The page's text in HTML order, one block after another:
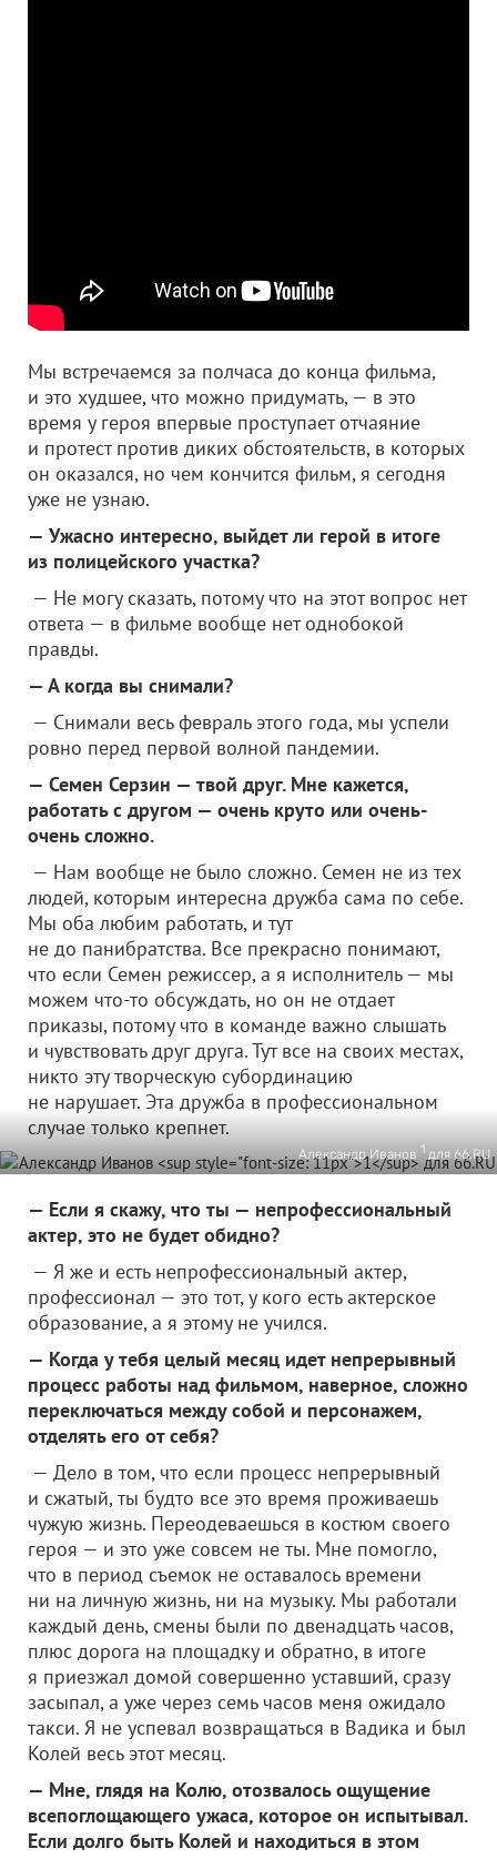
Мы встречаемся за полчаса до конца фильма,
и это худшее, что можно придумать, — в это
время у героя впервые проступает отчаяние
и протест против диких обстоятельств, в которых
он оказался, но чем кончится фильм, я сегодня
уже не узнаю.
— Ужасно интересно, выйдет ли герой в итоге
из полицейского участка?
— Не могу сказать, потому что на этот вопрос нет
ответа — в фильме вообще нет однобокой
правды.
— А когда вы снимали?
— Снимали весь февраль этого года, мы успели
ровно перед первой волной пандемии.
— Семен Серзин — твой друг. Мне кажется,
работать с другом — очень круто или очень-
очень сложно.
— Нам вообще не было сложно. Семен не из тех
людей, которым интересна дружба сама по себе.
Мы оба любим работать, и тут
не до панибратства. Все прекрасно понимают,
что если Семен режиссер, а я исполнитель — мы
можем что-то обсуждать, но он не отдает
приказы, потому что в команде важно слышать
и чувствовать друг друга. Тут все на своих местах,
никто эту творческую субординацию
не нарушает. Эта дружба в профессиональном
случае только крепнет.
Александр Иванов 1 для 66.RU
— Если я скажу, что ты — непрофессиональный
актер, это не будет обидно?
— Я же и есть непрофессиональный актер,
профессионал — это тот, у кого есть актерское
образование, а я этому не учился.
— Когда у тебя целый месяц идет непрерывный
процесс работы над фильмом, наверное, сложно
переключаться между собой и персонажем,
отделять его от себя?
— Дело в том, что если процесс непрерывный
и сжатый, ты будто все это время проживаешь
чужую жизнь. Переодеваешься в костюм своего
героя — и это уже совсем не ты. Мне помогло,
что в период съемок не оставалось времени
ни на личную жизнь, ни на музыку. Мы работали
каждый день, смены были по двенадцать часов,
плюс дорога на площадку и обратно, в итоге
я приезжал домой совершенно уставший, сразу
засыпал, а уже через семь часов меня ожидало
такси. Я не успевал возвращаться в Вадика и был
Колей весь этот месяц.
— Мне, глядя на Колю, отозвалось ощущение
всепоглощающего ужаса, которое он испытывал.
Если долго быть Колей и находиться в этом